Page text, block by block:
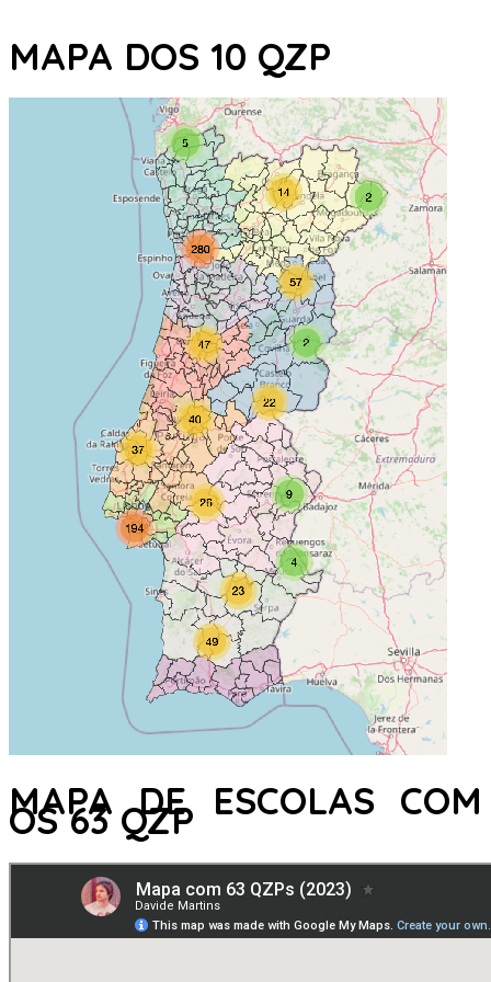
MAPA DOS 10 QZP
MAPA DE ESCOLAS COM
OS 63 QZP